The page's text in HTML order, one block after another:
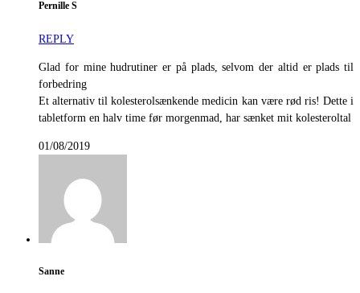
Pernille S
REPLY
Glad for mine hudrutiner er på plads, selvom der altid er plads til
forbedring
Et alternativ til kolesterolsænkende medicin kan være rød ris! Dette i
tabletform en halv time før morgenmad, har sænket mit kolesteroltal
01/08/2019
Sanne